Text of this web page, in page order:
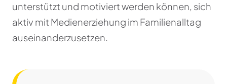
unterstützt und motiviert werden können, sich
aktiv mit Medienerziehung im Familienalltag
auseinanderzusetzen.